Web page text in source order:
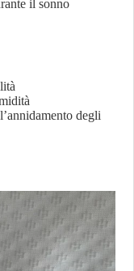
il sonno
degli